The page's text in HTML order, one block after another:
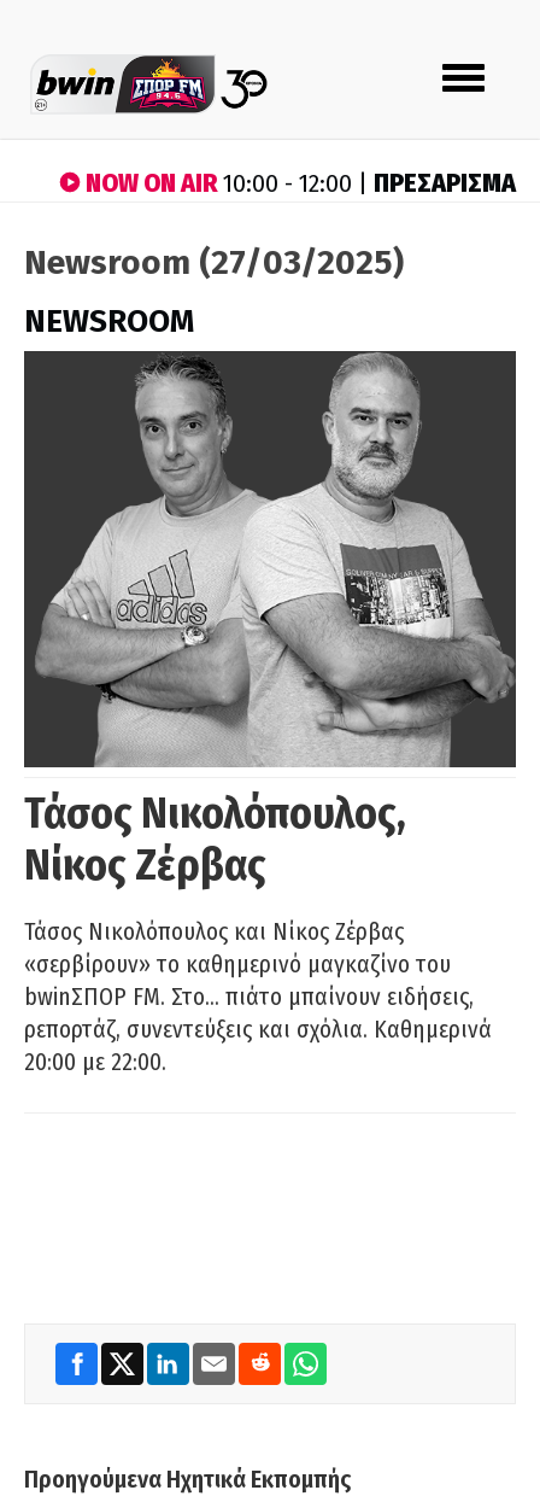
Toggle
navigation
NOW ON AIR10:00 - 12:00 | ΠΡΕΣΑΡΙΣΜΑ
Newsroom (27/03/2025)
NEWSROOM
Τάσος Νικολόπουλος,
Νίκος Ζέρβας
Τάσος Νικολόπουλος και Νίκος Ζέρβας
«σερβίρουν» το καθημερινό μαγκαζίνο του
bwinΣΠΟΡ FM. Στο… πιάτο μπαίνουν ειδήσεις,
ρεπορτάζ, συνεντεύξεις και σχόλια. Καθημερινά
20:00 με 22:00.
Προηγούμενα Ηχητικά Εκπομπής